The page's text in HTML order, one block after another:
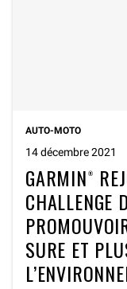
AUTO-MOTO
14 décembre 2021
GARMIN®
CHALLENGE
SURE ET